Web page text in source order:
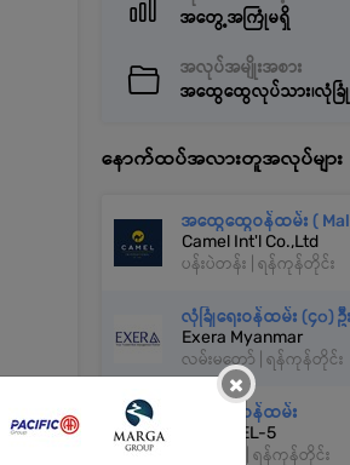
အတွေ့အကြုံမရှိ
အလုပ်အမျိုးအစား
အထွေထွေလုပ်သား၊လုံခြုံ
နောက်ထပ်အလားတူအလုပ်များ
အထွေထွေဝန်ထမ်း (
Camel Int'l Co.,Ltd
ပန်းပဲတန်း | ရန်ကုန်တိုင်း
လုံခြုံရေးဝန်ထမ်း (၄၀) ဦး
Exera Myanmar
လမ်းမတော် | ရန်ကုန်တိုင်း
လုံခြုံရေးဝန်ထမ်း
CHANNEL-5
ကမာရွတ် | ရန်ကုန်တိုင်း
×